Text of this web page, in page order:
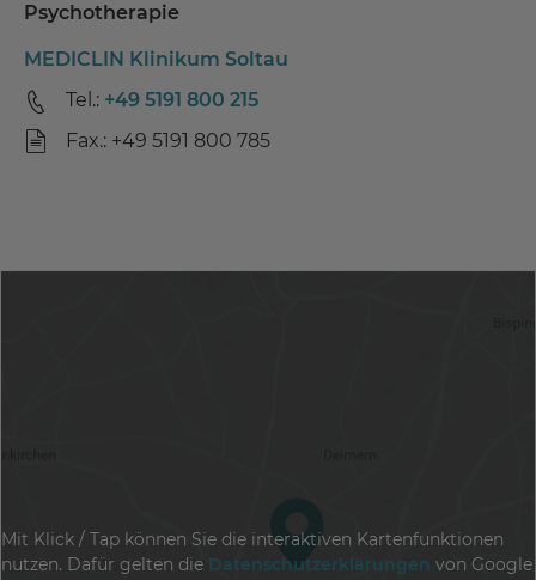
Psychotherapie
MEDICLIN Klinikum Soltau
Tel.: +49 5191 800 215
Fax.: +49 5191 800 785
Mit Klick / Tap können Sie die interaktiven Kartenfunktionen
nutzen. Dafür gelten die Datenschutzerklärungen von Google